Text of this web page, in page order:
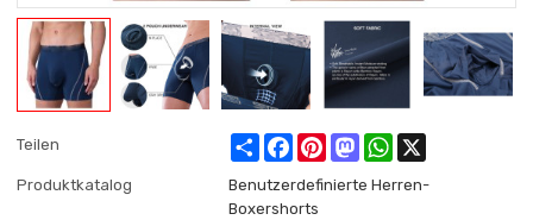
Teilen ShareFacebookPinterestMastodonWhatsApp
Produktkatalog
Benutzerdefinierte Herren-
Boxershorts